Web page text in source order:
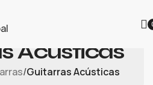
Acústicas
/Guitarras Acústicas